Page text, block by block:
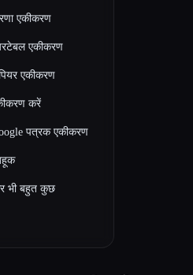
एकीकरण
एकीकरण
एकीकरण
करें
पत्रक एकीकरण
भी बहुत कुछ